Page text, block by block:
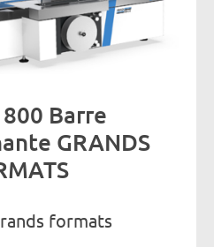
800 Barre
GRANDS
formats